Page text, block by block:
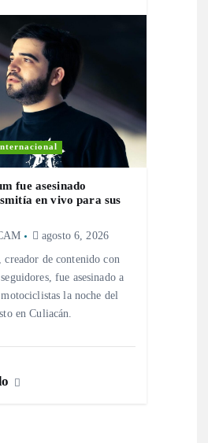
fue asesinado
en vivo para sus
agosto 6, 2026
creador de contenido con
fue asesinado a
la noche del
en Culiacán.